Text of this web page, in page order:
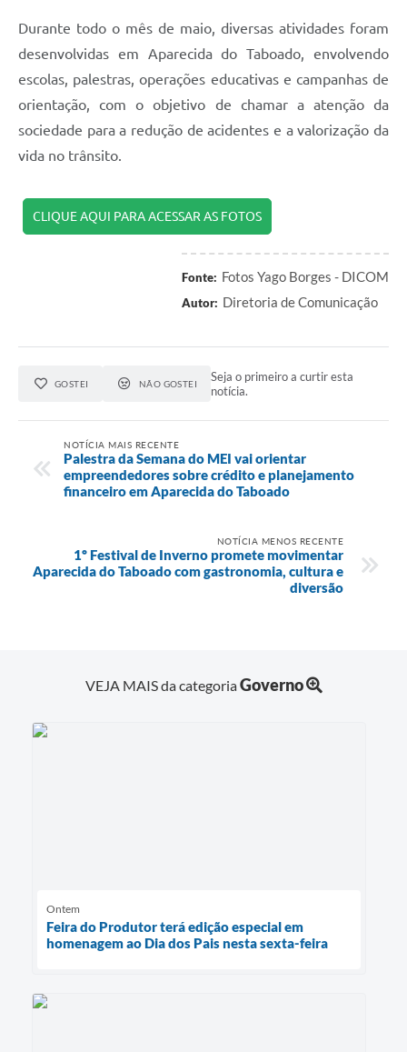
Durante todo o mês de maio, diversas atividades foram
desenvolvidas em Aparecida do Taboado, envolvendo
escolas, palestras, operações educativas e campanhas de
orientação, com o objetivo de chamar a atenção da
sociedade para a redução de acidentes e a valorização da
vida no trânsito.
CLIQUE AQUI PARA ACESSAR AS FOTOS
Fonte: Fotos Yago Borges - DICOM
Autor: Diretoria de Comunicação
GOSTEI NÃO GOSTEI
Seja o primeiro a curtir esta
notícia.
NOTÍCIA MAIS RECENTE
Palestra da Semana do MEI vai orientar
empreendedores sobre crédito e planejamento
financeiro em Aparecida do Taboado
NOTÍCIA MENOS RECENTE
1º Festival de Inverno promete movimentar
Aparecida do Taboado com gastronomia, cultura e
diversão
VEJA MAIS da categoriaGoverno
Ontem
Feira do Produtor terá edição especial em
homenagem ao Dia dos Pais nesta sexta-feira